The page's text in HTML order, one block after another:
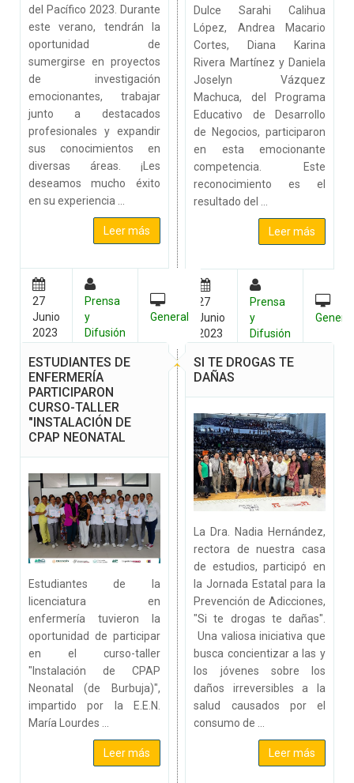
Dulce Sarahi Calihua
López, Andrea Macario
Cortes, Diana Karina
Rivera Martínez y Daniela
Joselyn Vázquez
Machuca, del Programa
Educativo de Desarrollo
de Negocios, participaron
en esta emocionante
competencia. Este
reconocimiento es el
resultado del ...
Leer más
27
Junio
2023
Prensa
y
Difusión
General
del Pacífico 2023. Durante
este verano, tendrán la
oportunidad de
sumergirse en proyectos
de investigación
emocionantes, trabajar
junto a destacados
profesionales y expandir
sus conocimientos en
diversas áreas. ¡Les
deseamos mucho éxito
en su experiencia ...
Leer más
27
Junio
2023
Prensa
y
Difusión
General
SI TE DROGAS TE
DAÑAS
La Dra. Nadia Hernández,
rectora de nuestra casa
de estudios, participó en
la Jornada Estatal para la
Prevención de Adicciones,
"Si te drogas te dañas".
Una valiosa iniciativa que
busca concientizar a las y
los jóvenes sobre los
daños irreversibles a la
salud causados por el
consumo de ...
Leer más
ESTUDIANTES DE
ENFERMERÍA
PARTICIPARON
CURSO-TALLER
"INSTALACIÓN DE
CPAP NEONATAL
Estudiantes de la
licenciatura en
enfermería tuvieron la
oportunidad de participar
en el curso-taller
"Instalación de CPAP
Neonatal (de Burbuja)",
impartido por la E.E.N.
María Lourdes ...
Leer más